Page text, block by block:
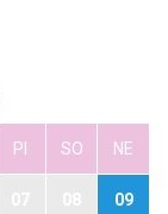
PI SO NE
09